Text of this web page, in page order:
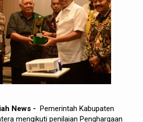
News - Pemerintah Kabupaten
mengikuti penilaian Penghargaan